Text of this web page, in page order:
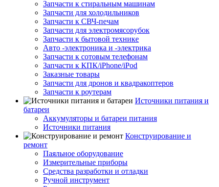
Запчасти к стиральным машинам
Запчасти для холодильников
Запчасти к СВЧ-печам
Запчасти для электромясорубок
Запчасти к бытовой технике
Авто -электроника и -электрика
Запчасти к сотовым телефонам
Запчасти к КПК/iPhone/iPod
Заказные товары
Запчасти для дронов и квадракоптеров
Запчасти к роутерам
Источники питания и
батареи
Аккумуляторы и батареи питания
Источники питания
Конструирование и
ремонт
Паяльное оборудование
Измерительные приборы
Средства разработки и отладки
Ручной инструмент